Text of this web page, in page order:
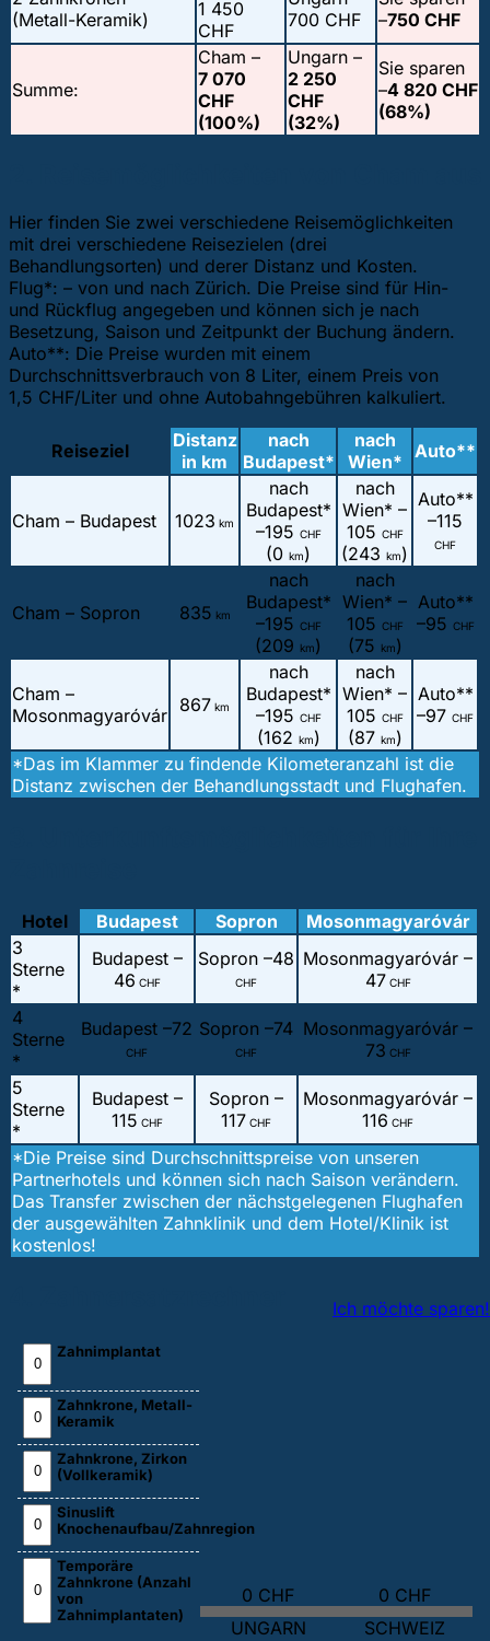
(Metall-Keramik)
1 450
CHF
700 CHF
–750 CHF
Summe:
Cham –
7 070
CHF
(100%)
Ungarn –
2 250
CHF
(32%)
Sie sparen
–4 820 CHF
(68%)
Hier finden Sie zwei verschiedene Reisemöglichkeiten
mit drei verschiedene Reisezielen (drei
Behandlungsorten) und derer Distanz und Kosten.
Flug*: – von und nach Zürich. Die Preise sind für Hin-
und Rückflug angegeben und können sich je nach
Besetzung, Saison und Zeitpunkt der Buchung ändern.
Auto**: Die Preise wurden mit einem
Durchschnittsverbrauch von 8 Liter, einem Preis von
1,5 CHF/Liter und ohne Autobahngebühren kalkuliert.
Reiseziel
Distanz
in km
nach
Budapest*
nach
Wien* Auto**
Cham – Budapest 1023 km
nach
Budapest*
–195 CHF
(0 km)
nach
Wien* –
105 CHF
(243 km)
Auto**
–115
CHF
Cham – Sopron 835 km
nach
Budapest*
–195 CHF
(209 km)
nach
Wien* –
105 CHF
(75 km)
Auto**
–95 CHF
Cham –
Mosonmagyaróvár 867 km
nach
Budapest*
–195 CHF
(162 km)
nach
Wien* –
105 CHF
(87 km)
Auto**
–97 CHF
*Das im Klammer zu findende Kilometeranzahl ist die
Distanz zwischen der Behandlungsstadt und Flughafen.
Hotel Budapest Sopron
Mosonmagyaróvár
3
Sterne
*
Budapest –
46 CHF
Sopron –48
CHF
Mosonmagyaróvár –
47 CHF
4
Sterne
*
Budapest –72
CHF
Sopron –74
CHF
Mosonmagyaróvár –
73 CHF
5
Sterne
*
Budapest –
115 CHF
Sopron –
117 CHF
Mosonmagyaróvár –
116 CHF
*Die Preise sind Durchschnittspreise von unseren
Partnerhotels und können sich nach Saison verändern.
Das Transfer zwischen der nächstgelegenen Flughafen
der ausgewählten Zahnklinik und dem Hotel/Klinik ist
kostenlos!
Ich möchte sparen!
Zahnimplantat
Zahnkrone, Metall-
Keramik
Zahnkrone, Zirkon
(Vollkeramik)
Sinuslift
Knochenaufbau/Zahnregion
Temporäre
Zahnkrone (Anzahl
von
Zahnimplantaten)
0 CHF
UNGARN
0 CHF
SCHWEIZ